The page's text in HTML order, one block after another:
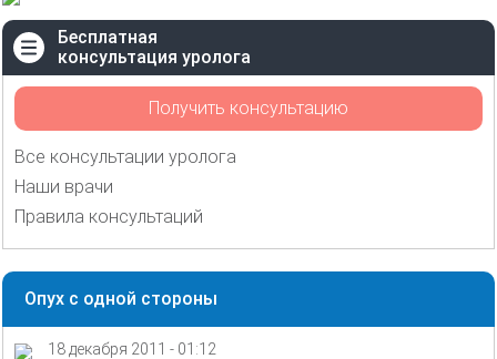
Бесплатная
консультация уролога
Получить консультацию
Все консультации уролога
Наши врачи
Правила консультаций
Опух с одной стороны
18 декабря 2011 - 01:12